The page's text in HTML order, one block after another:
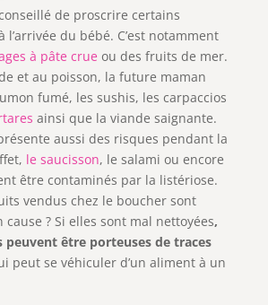
de proscrire certains
l’arrivée du bébé. C’est notamment
à pâte crue ou des fruits de mer.
et au poisson, la future maman
fumé, les sushis, les carpaccios
ainsi que la viande saignante.
aussi des risques pendant la
le saucisson, le salami ou encore
être contaminés par la listériose.
vendus chez le boucher sont
cause ? Si elles sont mal nettoyées,
peuvent être porteuses de traces
peut se véhiculer d’un aliment à un